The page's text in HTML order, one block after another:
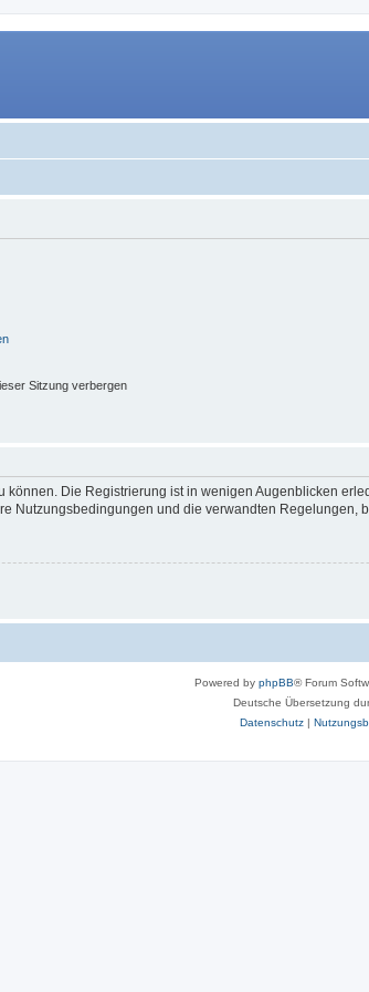
Sitzung verbergen
können. Die Registrierung ist in wenigen Augenblicken
Nutzungsbedingungen und die verwandten
Powered by phpBB® Forum
Deutsche Übersetzung
Datenschutz|